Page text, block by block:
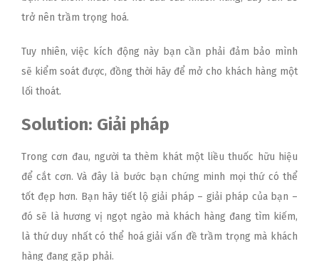
trở nên trầm trọng hoá.
Tuy nhiên, việc kích động này bạn cần phải đảm bảo mình
sẽ kiểm soát được, đồng thời hãy để mở cho khách hàng một
lối thoát.
Solution: Giải pháp
Trong cơn đau, người ta thèm khát một liều thuốc hữu hiệu
để cắt cơn. Và đây là bước bạn chứng minh mọi thứ có thể
tốt đẹp hơn. Bạn hãy tiết lộ giải pháp – giải pháp của bạn –
đó sẽ là hương vị ngọt ngào mà khách hàng đang tìm kiếm,
là thứ duy nhất có thể hoá giải vấn đề trầm trọng mà khách
hàng đang gặp phải.